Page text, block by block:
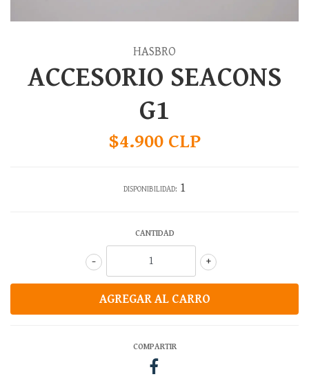
HASBRO
ACCESORIO SEACONS
G1
$4.900 CLP
DISPONIBILIDAD: 1
CANTIDAD
+
-
COMPARTIR